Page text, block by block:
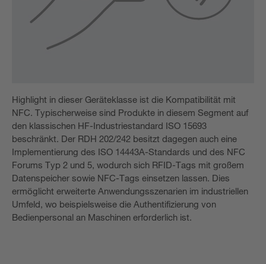
Highlight in dieser Geräteklasse ist die Kompatibilität mit
NFC. Typischerweise sind Produkte in diesem Segment auf
den klassischen HF-Industriestandard ISO 15693
beschränkt. Der RDH 202/242 besitzt dagegen auch eine
Implementierung des ISO 14443A-Standards und des NFC
Forums Typ 2 und 5, wodurch sich RFID-Tags mit großem
Datenspeicher sowie NFC-Tags einsetzen lassen. Dies
ermöglicht erweiterte Anwendungsszenarien im industriellen
Umfeld, wo beispielsweise die Authentifizierung von
Bedienpersonal an Maschinen erforderlich ist.